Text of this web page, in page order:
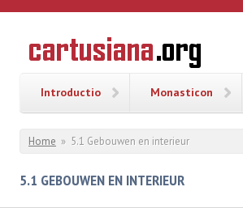
CARTUSIANA
Geschiedenis
van de
Introductio Monasticon
U bent hier
Home » 5.1 Gebouwen en interieur
5.1 GEBOUWEN EN INTERIEUR